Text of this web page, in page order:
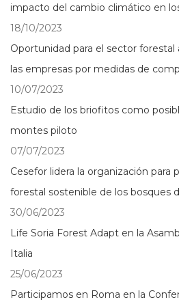
impacto del cambio climático en
18/10/2023
Oportunidad para el sector
las empresas por medidas de
10/07/2023
Estudio de los briofitos como
montes piloto
07/07/2023
Cesefor lidera la organización para
forestal sostenible de los bosques
30/06/2023
Life Soria Forest Adapt en la
Italia
25/06/2023
Participamos en Roma en la